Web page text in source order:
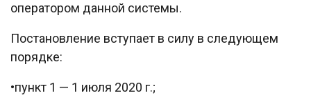
оператором данной системы.
Постановление вступает в силу в следующем
порядке:
•пункт 1 — 1 июля 2020 г.;